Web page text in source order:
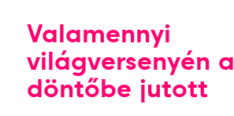
Valamennyi
világversenyén a
döntőbe jutott